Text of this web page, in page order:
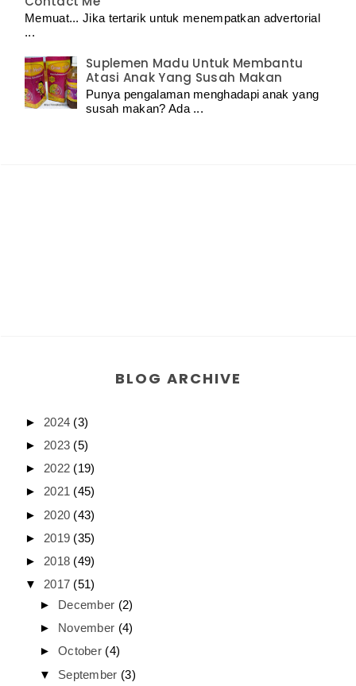
Memuat... Jika tertarik untuk menempatkan advertorial
...
Suplemen Madu Untuk Membantu
Atasi Anak Yang Susah Makan
Punya pengalaman menghadapi anak yang
susah makan? Ada ...
BLOG ARCHIVE
► 2024 (3)
► 2023 (5)
► 2022 (19)
► 2021 (45)
► 2020 (43)
► 2019 (35)
► 2018 (49)
▼ 2017 (51)
► December (2)
► November (4)
► October (4)
▼ September (3)